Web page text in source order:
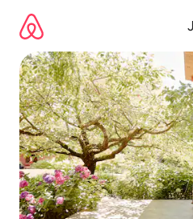
direct
naar
inhoud